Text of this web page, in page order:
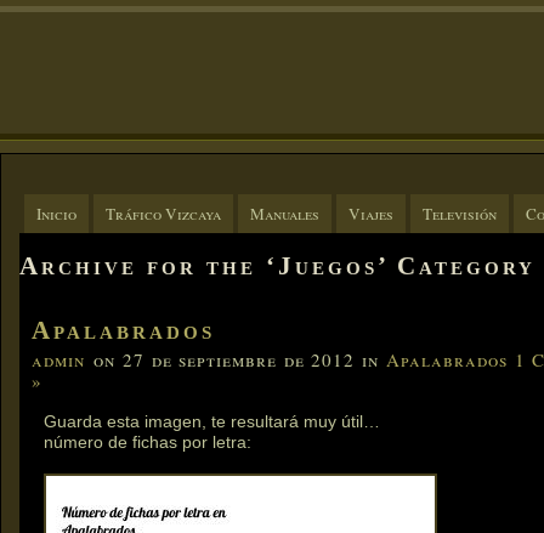
Inicio Tráfico Vizcaya Manuales Viajes Televisión
Archive for the ‘Juegos’ Category
Apalabrados
admin on 27 de septiembre de 2012 in Apalabrados 1
»
Guarda esta imagen, te resultará muy útil…
número de fichas por letra: